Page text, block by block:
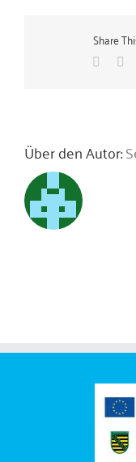
Share
Über den Autor: